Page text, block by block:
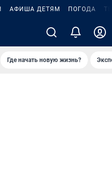
АФИША ДЕТЯМ ПОГОДА
Где начать новую жизнь?